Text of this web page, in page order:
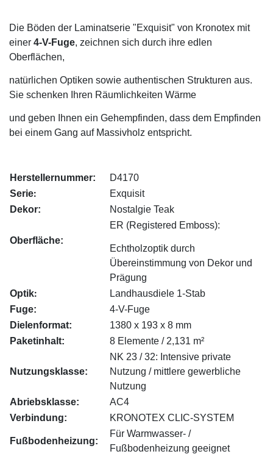
Die Böden der Laminatserie "Exquisit" von Kronotex mit
einer 4-V-Fuge, zeichnen sich durch ihre edlen
Oberflächen,
natürlichen Optiken sowie authentischen Strukturen aus.
Sie schenken Ihren Räumlichkeiten Wärme
und geben Ihnen ein Gehempfinden, dass dem Empfinden
bei einem Gang auf Massivholz entspricht.
Herstellernummer:
D4170
Serie:
Exquisit
Dekor:
Nostalgie Teak
Oberfläche:
ER (Registered Emboss):
Echtholzoptik durch
Übereinstimmung von Dekor und
Prägung
Optik:
Landhausdiele 1-Stab
Fuge:
4-V-Fuge
Dielenformat:
1380 x 193 x 8 mm
Paketinhalt:
8 Elemente / 2,131 m²
Nutzungsklasse:
NK 23 / 32: Intensive private
Nutzung / mittlere gewerbliche
Nutzung
Abriebsklasse:
AC4
Verbindung:
KRONOTEX CLIC-SYSTEM
Fußbodenheizung:
Für Warmwasser- /
Fußbodenheizung geeignet